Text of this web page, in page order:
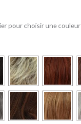
pour choisir une couleur